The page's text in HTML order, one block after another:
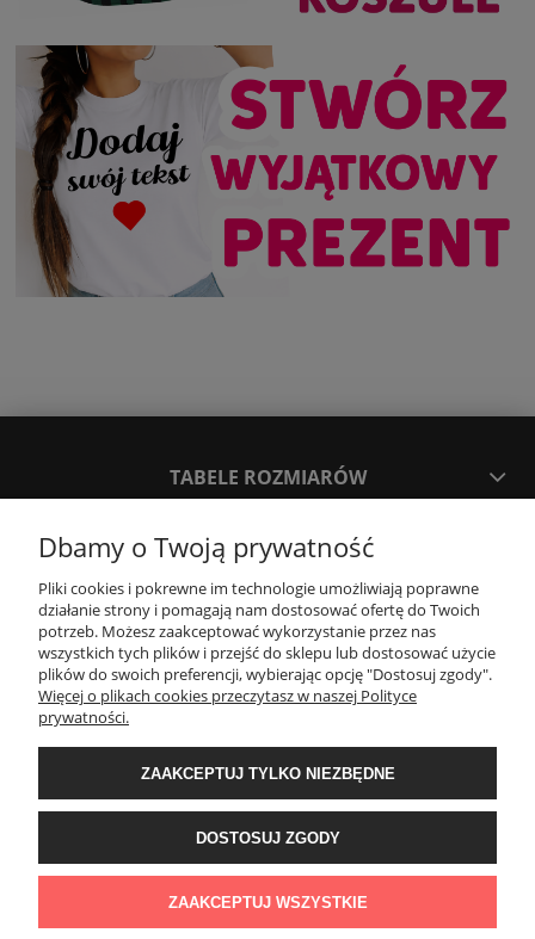
TABELE ROZMIARÓW
SPOSOBY PŁATNOŚCI ORAZ CZAS I KOSZTY DOSTAWY
KONTAKT
WYMIANA / ZWROTY / REKLAMACJE
REGULAMINY
Timeforf| ul. SOŁTYKA TADEUSZA 16C /SEGMENT NUMER 6 | 39-
bok@timeforf.pl
Dbamy o Twoją prywatność
Pliki cookies i pokrewne im technologie umożliwiają poprawne
działanie strony i pomagają nam dostosować ofertę do Twoich
potrzeb. Możesz zaakceptować wykorzystanie przez nas
wszystkich tych plików i przejść do sklepu lub dostosować użycie
plików do swoich preferencji, wybierając opcję "Dostosuj zgody".
Więcej o plikach cookies przeczytasz w naszej Polityce
prywatności.
ZAAKCEPTUJ TYLKO NIEZBĘDNE
DOSTOSUJ ZGODY
ZAAKCEPTUJ WSZYSTKIE